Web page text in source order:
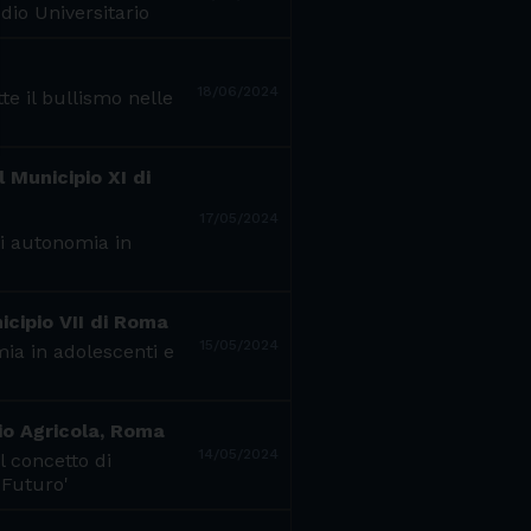
Universitario
il bullismo nelle
Municipio XI di
autonomia in
VII di Roma
in adolescenti e
Agricola, Roma
concetto di